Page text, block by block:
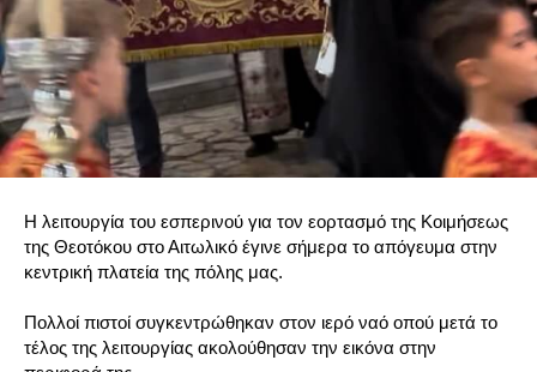
Η λειτουργία του εσπερινού για τον εορτασμό της Κοιμήσεως
της Θεοτόκου στο Αιτωλικό έγινε σήμερα το απόγευμα στην
κεντρική πλατεία της πόλης μας.
Πολλοί πιστοί συγκεντρώθηκαν στον ιερό ναό οπού μετά το
τέλος της λειτουργίας ακολούθησαν την εικόνα στην